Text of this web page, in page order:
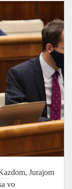
Jurajom
vo